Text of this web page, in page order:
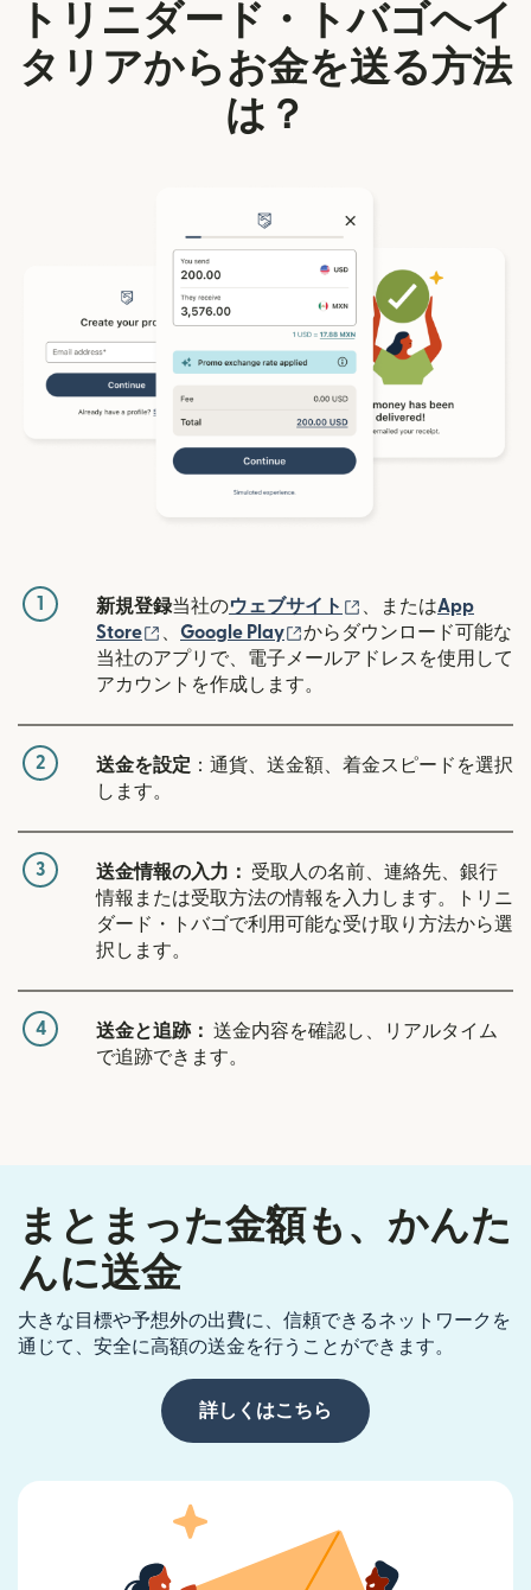
トリニダード・トバゴへイ
タリアからお金を送る方法
は？
1 新規登録当社のウェブサイト （別ウィンドウで
、またはApp
Store
（別ウィンドウで開きます）
、 Google Play （別ウィンドウで開きま
からダウンロード可能な
当社のアプリで、電子メールアドレスを使用して
アカウントを作成します。
2 送金を設定 ：通貨、送金額、着金スピードを選択
します。
3 送金情報の入力：
受取人の名前、連絡先、銀行
情報または受取方法の情報を入力します。トリニ
ダード・トバゴで利用可能な受け取り方法から選
択します。
4 送金と追跡： 送金内容を確認し、リアルタイム
で追跡できます。
まとまった金額も、かんた
んに送金
大きな目標や予想外の出費に、信頼できるネットワークを
通じて、安全に高額の送金を行うことができます。
詳しくはこちら